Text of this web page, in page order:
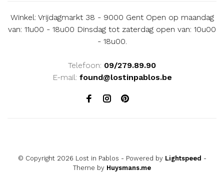
Winkel: Vrijdagmarkt 38 - 9000 Gent Open op maandag
van: 11u00 - 18u00 Dinsdag tot zaterdag open van: 10u00
- 18u00.
Telefoon: 09/279.89.90
E-mail: found@lostinpablos.be
© Copyright 2026 Lost in Pablos - Powered by Lightspeed -
Theme by Huysmans.me